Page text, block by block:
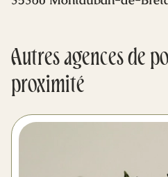
Autres agences de
proximité